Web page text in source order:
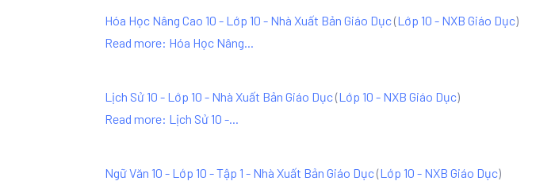
Hóa Học Nâng Cao 10 - Lớp 10 - Nhà Xuất Bản Giáo Dục(Lớp 10 - NXB Giáo Dục)
Read more: Hóa Học Nâng...
Lịch Sử 10 - Lớp 10 - Nhà Xuất Bản Giáo Dục(Lớp 10 - NXB Giáo Dục)
Read more: Lịch Sử 10 -...
Ngữ Văn 10 - Lớp 10 - Tập 1 - Nhà Xuất Bản Giáo Dục(Lớp 10 - NXB Giáo Dục)